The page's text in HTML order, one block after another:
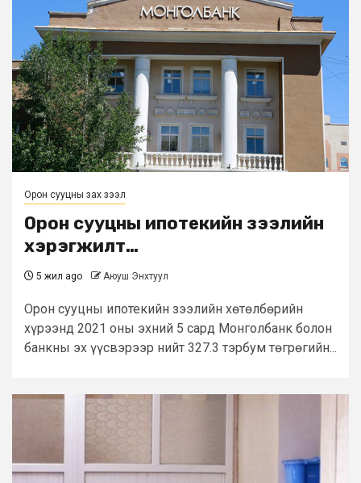
Орон сууцны зах зээл
Орон сууцны ипотекийн зээлийн
хэрэгжилт…
5 жил ago Аюуш Энхтуул
Орон сууцны ипотекийн зээлийн хөтөлбөрийн
хүрээнд 2021 оны эхний 5 сард Монголбанк болон
банкны эх үүсвэрээр нийт 327.3 тэрбум төгрөгийн...